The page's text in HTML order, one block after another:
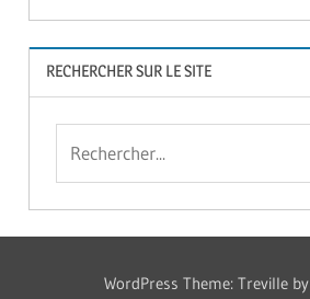
RECHERCHER SUR LE SITE
WordPress Theme: Treville by